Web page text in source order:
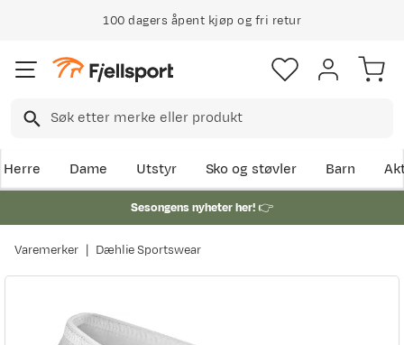
100 dagers åpent kjøp og fri retur
Herre Dame Utstyr Sko og støvler Barn
Sesongens nyheter her!👉
Varemerker Dæhlie Sportswear